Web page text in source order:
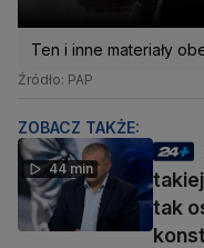
Ten i inne materiały
Źródło: PAP
ZOBACZ TAKŻE:
44 min
tak